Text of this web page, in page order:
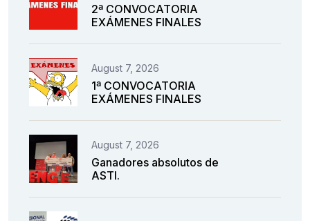
2ª CONVOCATORIA
EXÁMENES FINALES
August 7, 2026
1ª CONVOCATORIA
EXÁMENES FINALES
August 7, 2026
Ganadores absolutos de
ASTI.